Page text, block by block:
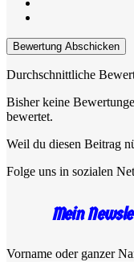
Bewertung Abschicken
Durchschnittliche
Bisher keine
bewertet.
Weil du diesen Beitrag
Folge uns in sozialen
Mein
Vorname oder ganzer